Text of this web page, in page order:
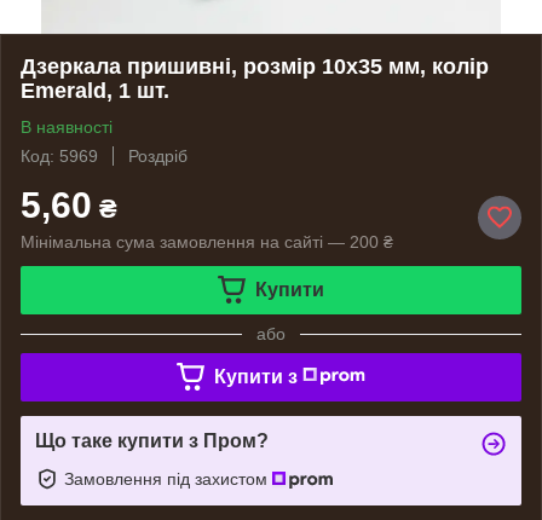
Дзеркала пришивні, розмір 10х35 мм, колір
Emerald, 1 шт.
В наявності
Код: 5969
Роздріб
5,60 ₴
Мінімальна сума замовлення на сайті — 200 ₴
Купити
або
Купити з
Що таке купити з Пром?
Замовлення під захистом